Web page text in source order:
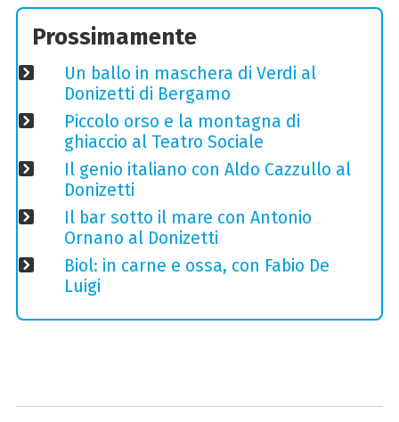
Prossimamente
Un ballo in maschera di Verdi al
Donizetti di Bergamo
Piccolo orso e la montagna di
ghiaccio al Teatro Sociale
Il genio italiano con Aldo Cazzullo al
Donizetti
Il bar sotto il mare con Antonio
Ornano al Donizetti
Biol: in carne e ossa, con Fabio De
Luigi